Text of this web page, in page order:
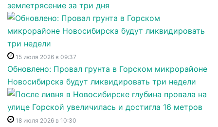
землетрясение за три дня
15 июля 2026 в 09:37
Обновлено: Провал грунта в Горском микрорайоне
Новосибирска будут ликвидировать три недели
18 июля 2026 в 10:30